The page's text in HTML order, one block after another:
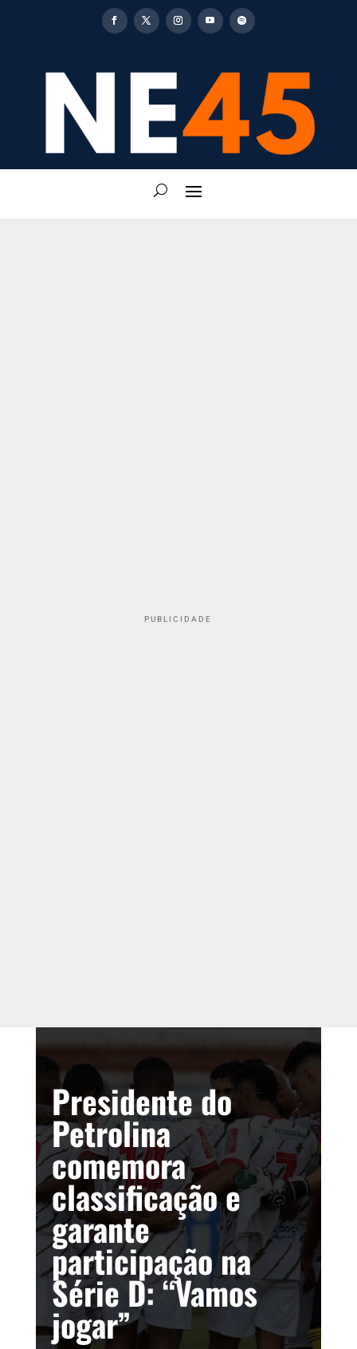
PUBLICIDADE
Presidente do
Petrolina
comemora
classificação e
garante
participação na
Série D: “Vamos
jogar”